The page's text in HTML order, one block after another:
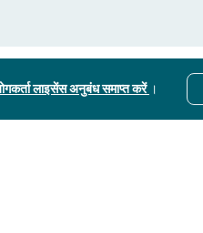
लाइसेंस अनुबंध समाप्त करें ।